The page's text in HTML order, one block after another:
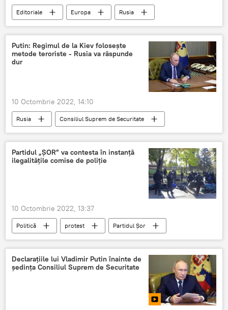
Editoriale Europa
Rusia
ruși
rasism
Putin: Regimul de la Kiev folosește
metode teroriste - Rusia va răspunde
dur
10 Octombrie 2022, 14:10
Rusia
Consiliul Suprem de Securitate
Federația Rusă
Vladimir Putin
Partidul „ȘOR” va contesta în instanță
ilegalitățile comise de poliție
10 Octombrie 2022, 13:37
Politică protest
Partidul Șor
comisie
Declarațiile lui Vladimir Putin înainte de
ședința Consiliul Suprem de Securitate